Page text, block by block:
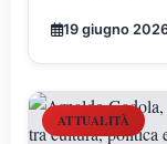
straordinario che
determinazione
19 giugno
ATTUALITÀ